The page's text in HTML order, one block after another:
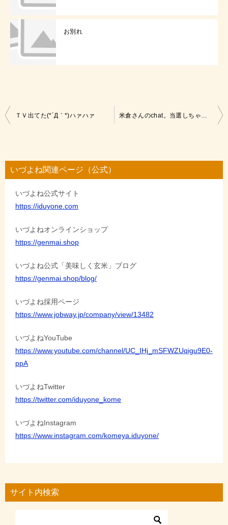
お別れ
投
ビ
ゲ
ＴＶ出てた(*´Д｀*)ハァハァ 米倉さんのchat。当選しちゃった(*´Д｀*)ハァハァ
いづよね関連ページ（公式）
いづよね公式サイト
https://iduyone.com
いづよねオンラインショップ
https://genmai.shop
いづよね公式「美味しく玄米」ブログ
https://genmai.shop/blog/
いづよね採用ページ
https://www.jobway.jp/company/view/13482
いづよねYouTube
https://www.youtube.com/channel/UC_IHj_mSFWZUqigu9E0-
ppA
いづよねTwitter
https://twitter.com/iduyone_kome
いづよねInstagram
https://www.instagram.com/komeya.iduyone/
サイト内検索